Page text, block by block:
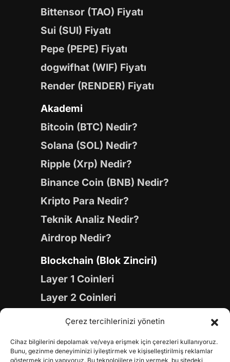
Çerez tercihlerinizi yönetin
Cihaz bilgilerini depolamak ve/veya erişmek için çerezleri kullanıyoruz.
Bunu, gezinme deneyiminizi iyileştirmek ve kişiselleştirilmiş reklamlar
göstermek için yapıyoruz. Bu teknolojilere izin vermek, bu sitedeki
Bittensor (TAO) Fiyatı
Sui (SUI) Fiyatı
Pepe (PEPE) Fiyatı
dogwifhat (WIF) Fiyatı
Render (RENDER) Fiyatı
Akademi
Bitcoin (BTC) Nedir?
Solana (SOL) Nedir?
Ripple (Xrp) Nedir?
Binance Coin (BNB) Nedir?
Kripto Para Nedir?
Teknik Analiz Nedir?
Airdrop Nedir?
Blockchain (Blok Zinciri)
Layer 1 Coinleri
Layer 2 Coinleri
Yapay Zeka (AI) Coinleri
Gaming Coinleri